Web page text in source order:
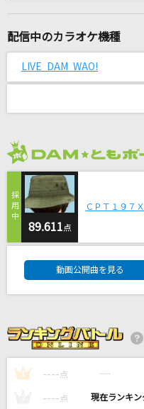
lulu.
Look up to the sky
ヨルシカ
[生音]紫煙
SUMMER TIME GONE
倉木麻衣
Fashionable
シーズ
[生音]わかれうた
中島みゆき
配信中のカラオケ機種
LIVE DAM WAO!
89.611 点
ＣＰＴ１９７Ｘ
動画公開曲を見る
1 ---- 点 ----
---- 点 ----